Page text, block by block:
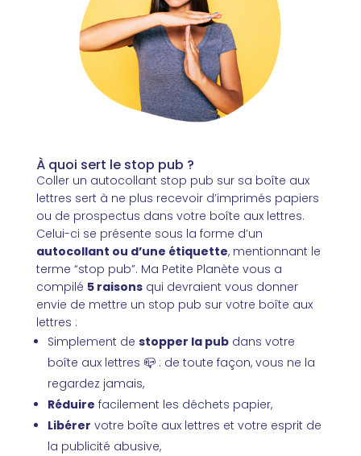
À quoi sert le stop pub ?
Coller un autocollant stop pub sur sa boîte aux
lettres sert à ne plus recevoir d’imprimés papiers
ou de prospectus dans votre boîte aux lettres.
Celui-ci se présente sous la forme d’un
autocollant ou d’une étiquette, mentionnant le
terme “stop pub”. Ma Petite Planète vous a
compilé 5 raisonsqui devraient vous donner
envie de mettre un stop pub sur votre boîte aux
lettres :
Simplement de stopper la pubdans votre
boîte aux lettres 📪 : de toute façon, vous ne la
regardez jamais,
Réduire facilement les déchets papier,
Libérer votre boîte aux lettres et votre esprit de
la publicité abusive,